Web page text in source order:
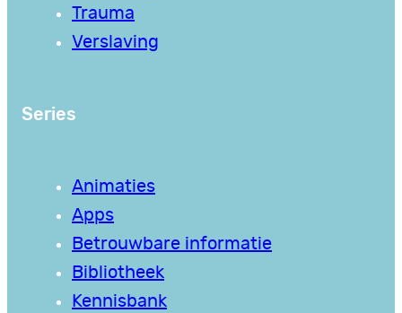
Trauma
Verslaving
Series
Animaties
Apps
Betrouwbare informatie
Bibliotheek
Kennisbank